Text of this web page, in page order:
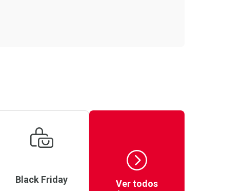
Black Friday
Ver todos